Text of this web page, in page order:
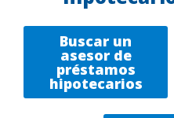
Buscar un
asesor de
préstamos
hipotecarios